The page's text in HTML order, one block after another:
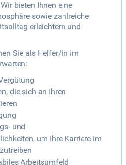
bieten Ihnen eine
sowie zahlreiche
erleichtern und
Sie als Helfer/in im
die sich an Ihren
und
um Ihre Karriere im
Arbeitsumfeld